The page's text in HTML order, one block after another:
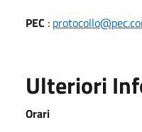
PEC :
Ulteriori
Orari